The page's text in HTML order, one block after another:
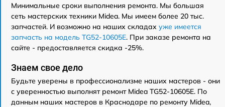
Минимальные сроки выполнения ремонта. Мы большая
сеть мастерских техники Midea. Мы имеем более 20 тыс.
запчастей. И возможно на наших складах уже имеется
запчасть на модель TG52-10605E. При заказе ремонта на
сайте - предоставляется скидка -25%.
Знаем свое дело
Будьте уверены в профессионализме наших мастеров - они
с уверенностью выполнят ремонт Midea TG52-10605E. По
данным наших мастеров в Краснодаре по ремонту Midea,